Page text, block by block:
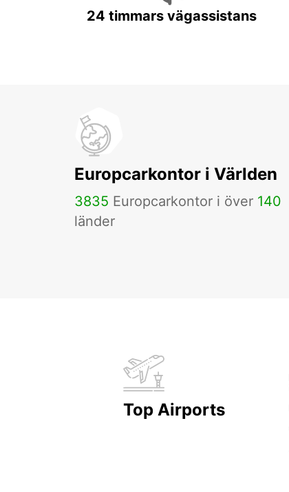
24 timmars vägassistans
Europcarkontor i Världen
3835 Europcarkontor i över 140
länder
Top Airports